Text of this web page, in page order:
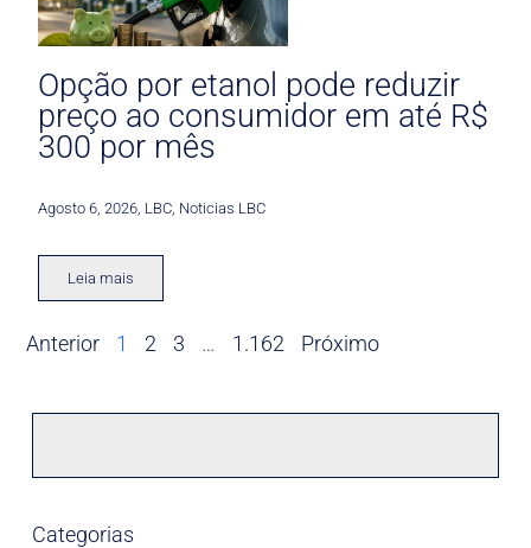
Opção por etanol pode reduzir
preço ao consumidor em até R$
300 por mês
Agosto 6, 2026 LBC Noticias LBC
Leia mais
Anterior 1 2 3 … 1.162 Próximo
Categorias